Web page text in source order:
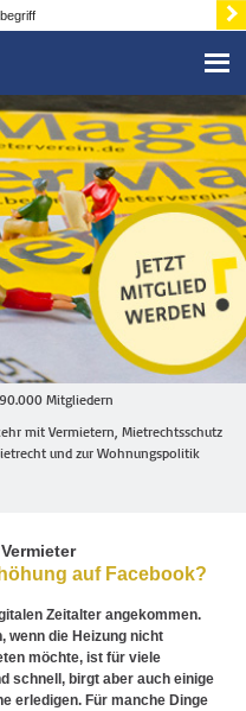
Mitgliedern
mit Vermietern, Mietrechtsschutz
und zur Wohnungspolitik
auf Facebook?
Zeitalter angekommen.
wenn die Heizung nicht
möchte, ist für viele
schnell, birgt aber auch einige
erledigen. Für manche Dinge